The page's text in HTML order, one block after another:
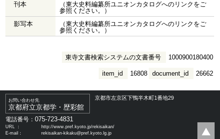
刊本
（東大史料編纂所ユニオンカタログへのリンクをご
参照ください。）
影写本
（東大史料編纂所ユニオンカタログへのリンクをご
参照ください。）
東寺文書検索システムの文書番号 1000900180400
document_id 26662
item_id 16808
お問い合わせ先
京都府立京都学・歴彩館
京都市左京区下鴨半木町1番地29
電話番号：075-723-4831
URL ：
http://www.pref.kyoto.jp/rekisaikan/
E-mail：
rekisaikan-kikaku@pref.kyoto.lg.jp